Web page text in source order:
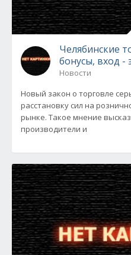
Челябинские
бонусы, вход -
Новости
Новый закон о торговле
расстановку сил на
рынке. Такое мнение
производители и